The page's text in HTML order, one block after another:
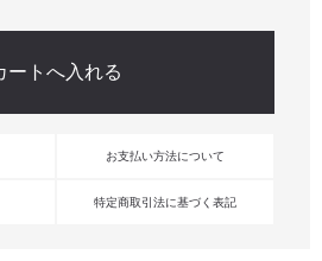
お支払い方法について
特定商取引法に基づく表記